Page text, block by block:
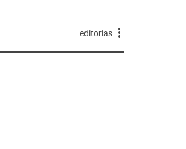
editorias